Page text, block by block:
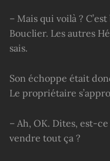
– Mais qui voilà ?
Bouclier. Les autres
sais.
Son échoppe était
Le propriétaire
– Ah, OK. Dites, est-
vendre tout ça ?